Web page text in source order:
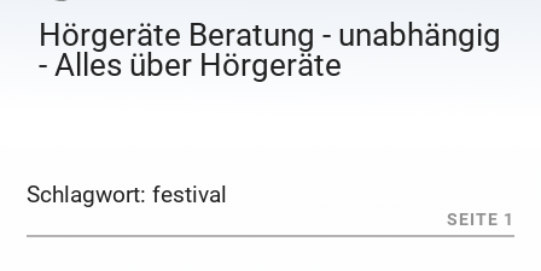
Hörgeräte Beratung - unabhängig
- Alles über Hörgeräte
Schlagwort:festival
SEITE 1